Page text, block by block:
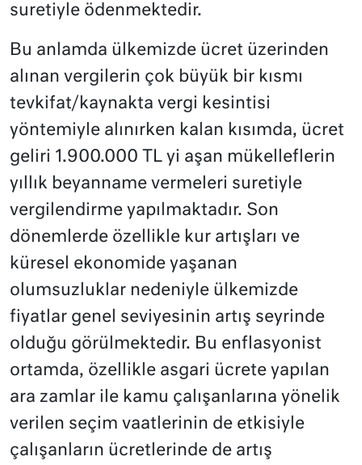
suretiyle ödenmektedir.
Bu anlamda ülkemizde ücret üzerinden
alınan vergilerin çok büyük bir kısmı
tevkifat/kaynakta vergi kesintisi
yöntemiyle alınırken kalan kısımda, ücret
geliri 1.900.000 TL yi aşan mükelleflerin
yıllık beyanname vermeleri suretiyle
vergilendirme yapılmaktadır. Son
dönemlerde özellikle kur artışları ve
küresel ekonomide yaşanan
olumsuzluklar nedeniyle ülkemizde
fiyatlar genel seviyesinin artış seyrinde
olduğu görülmektedir. Bu enflasyonist
ortamda, özellikle asgari ücrete yapılan
ara zamlar ile kamu çalışanlarına yönelik
verilen seçim vaatlerinin de etkisiyle
çalışanların ücretlerinde de artış